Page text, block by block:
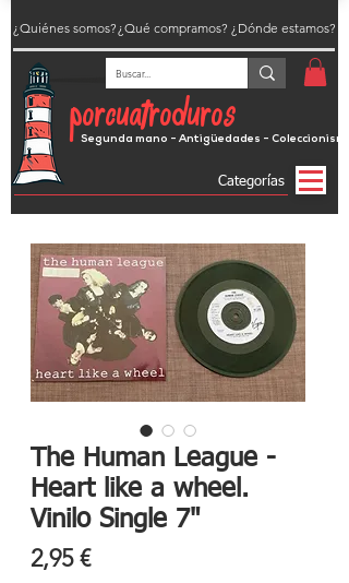
porcuatroduros
Segunda mano - Antigüedades - Coleccionismo
¿Dónde estamos?
¿Quiénes somos?
Categorías
¿Qué compramos?
The Human League -
Heart like a wheel.
Vinilo Single 7"
2,95 €Precio